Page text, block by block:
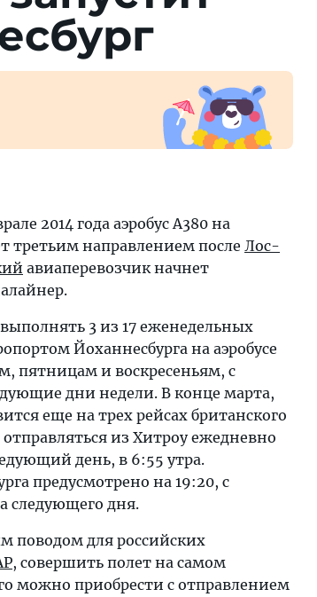
2014 года аэробус A380 на
третьим направлением после Лос-
авиаперевозчик начнет
3 из 17 еженедельных
Йоханнесбурга на аэробусе
пятницам и воскресеньям, с
дни недели. В конце марта,
еще на трех рейсах британского
из Хитроу ежедневно
день, в 6:55 утра.
предусмотрено на 19:20, с
следующего дня.
поводом для российских
, совершить полет на самом
можно приобрести с отправлением